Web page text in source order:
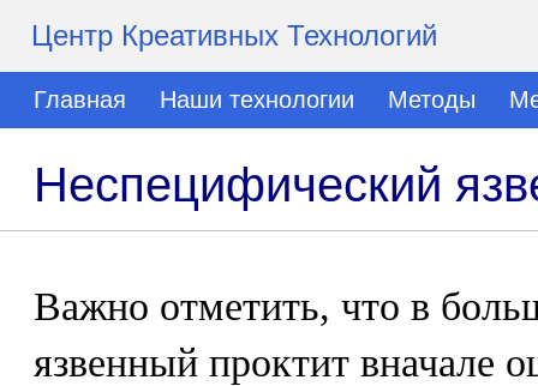
Центр Креативных Технологий
Главная Наши технологии Методы
Неспецифический
Важно отметить, что в
язвенный проктит вначале